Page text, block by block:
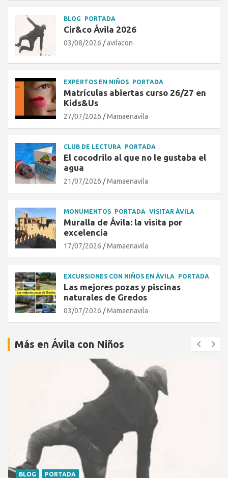
BLOG PORTADA
Cir&co Ávila 2026
03/08/2026 avilacon
EXPERTOS EN NIÑOS PORTADA
Matrículas abiertas curso 26/27 en
Kids&Us
27/07/2026 Mamaenavila
CLUB DE LECTURA PORTADA
El cocodrilo al que no le gustaba el
agua
21/07/2026 Mamaenavila
MONUMENTOS PORTADA VISITAR ÁVILA
Muralla de Ávila: la visita por
excelencia
17/07/2026 Mamaenavila
EXCURSIONES CON NIÑOS EN ÁVILA PORTADA
Las mejores pozas y piscinas
naturales de Gredos
03/07/2026 Mamaenavila
Más en Ávila con Niños
BLOG PORTADA